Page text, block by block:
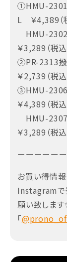
①HMU-2301
L ￥4,389（
HMU-
￥3,289（税込
②PR-2313撥
￥2,739（税込
③HMU-
￥4,389（税込
HMU-
￥3,289（税込
ーーーーー
お買い得情
Instagramで
願い致します
「